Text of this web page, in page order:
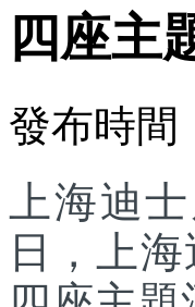
四座主
發布時間
上海迪
日，上